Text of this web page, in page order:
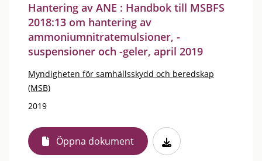
Hantering av ANE : Handbok till MSBFS
2018:13 om hantering av
ammoniumnitratemulsioner, -
suspensioner och -geler, april 2019
Myndigheten för samhällsskydd och beredskap
(MSB)
2019
Öppna dokument